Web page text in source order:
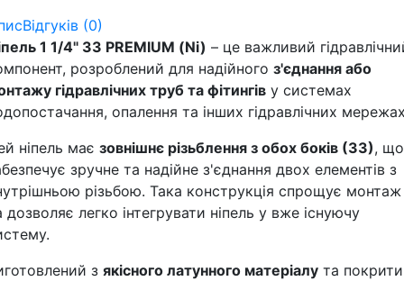
Відгуків (0)
1 1/4" ЗЗ PREMIUM (Ni) – це важливий
розроблений для надійного з'єднання або
гідравлічних труб та фітингів у системах
опалення та інших гідравлічних
ніпель має зовнішнє різьблення з обох боків (ЗЗ), що
зручне та надійне з'єднання двох елементів з
різьбою. Така конструкція спрощує монтаж
дозволяє легко інтегрувати ніпель у вже існуючу
з якісного латунного матеріалу та